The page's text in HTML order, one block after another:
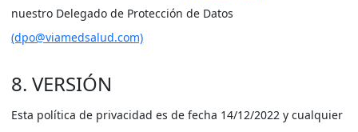
nuestro Delegado de Protección de Datos
(dpo@viamedsalud.com)
8. VERSIÓN
Esta política de privacidad es de fecha 14/12/2022 y cualquier